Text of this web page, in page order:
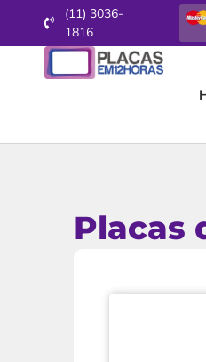
(11) 3036-
1816
Placas